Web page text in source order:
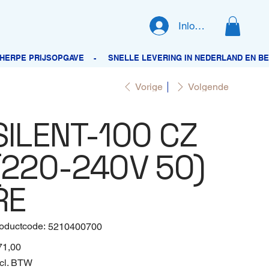
Inloggen
Vorige Volgende
100 CZ
240V 50)
Productcode
5210400700
5210400700
BTW